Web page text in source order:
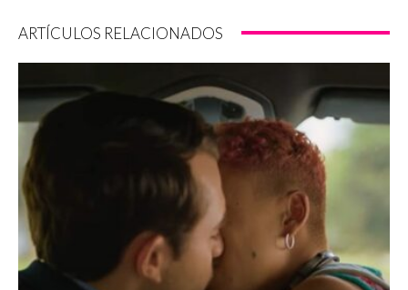
ARTÍCULOS RELACIONADOS